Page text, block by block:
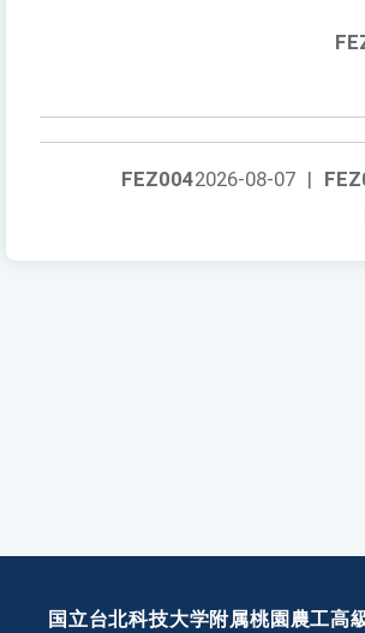
FEZ0042026-08-07 |
国立台北科技大学附属桃園農工高